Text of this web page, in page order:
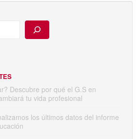
Descubre por qué el G.S en
tu vida profesional
los últimos datos del informe